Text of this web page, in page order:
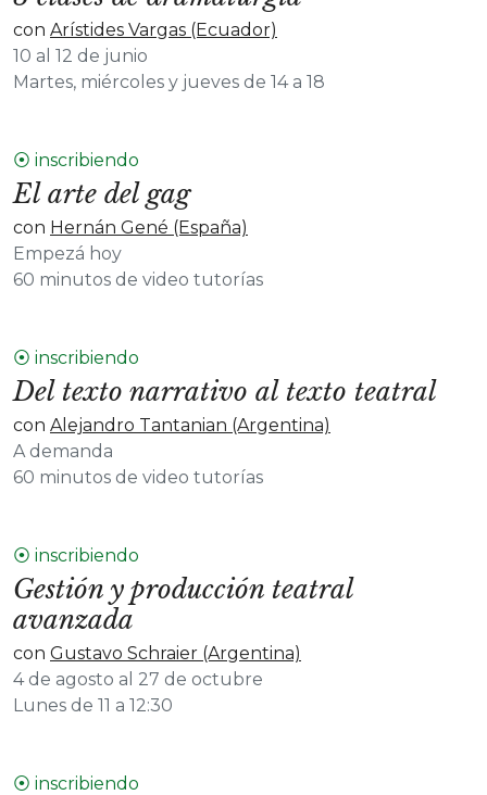
con Arístides Vargas (Ecuador)
10 al 12 de junio
Martes, miércoles y jueves de 14 a 18
⦿ inscribiendo
El arte del gag
con Hernán Gené (España)
Empezá hoy
60 minutos de video tutorías
⦿ inscribiendo
Del texto narrativo al texto teatral
con Alejandro Tantanian (Argentina)
A demanda
60 minutos de video tutorías
⦿ inscribiendo
Gestión y producción teatral
avanzada
con Gustavo Schraier (Argentina)
4 de agosto al 27 de octubre
Lunes de 11 a 12:30
⦿ inscribiendo